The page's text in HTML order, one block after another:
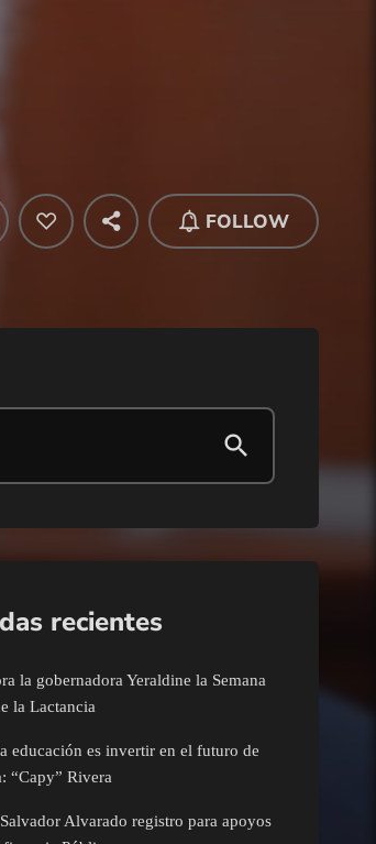
FOLLOW
recientes
la gobernadora Yeraldine la Semana
la Lactancia
educación es invertir en el futuro de
“Capy” Rivera
Alvarado registro para apoyos